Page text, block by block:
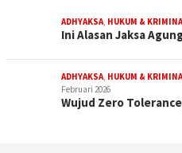
ADHYAKSA, HUKUM &
Ini Alasan Jaksa
ADHYAKSA, HUKUM &
Februari 2026
Wujud Zero